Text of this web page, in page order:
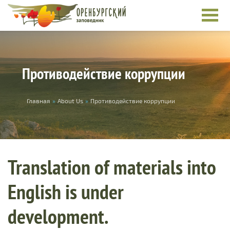
Skip to main content
Противодействие коррупции
You are here
Главная » About Us » Противодействие коррупции
Translation of materials into
English is under
development.